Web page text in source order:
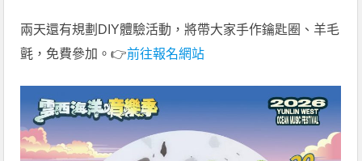
兩天還有規劃DIY體驗活動，將帶大家手作鑰匙圈、羊毛
氈，免費參加。👉前往報名網站